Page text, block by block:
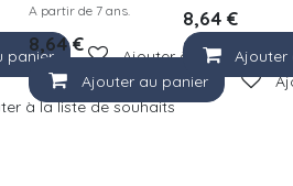
à la liste de souhaits
panier Ajouter à la liste de
A partir de 7 ans.
8,64€
Ajouter au panier
8,64€
Ajouter